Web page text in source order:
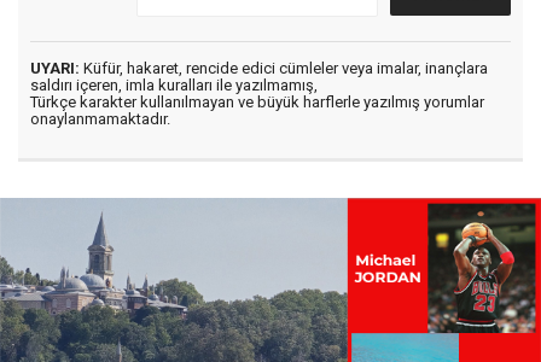
UYARI: Küfür, hakaret, rencide edici cümleler veya imalar, inançlara
saldırı içeren, imla kuralları ile yazılmamış,
Türkçe karakter kullanılmayan ve büyük harflerle yazılmış yorumlar
onaylanmamaktadır.